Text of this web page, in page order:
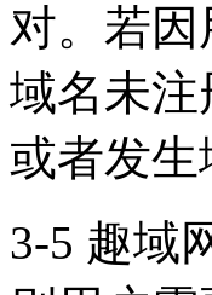
对。若
域名未
或者发
3-5 趣域